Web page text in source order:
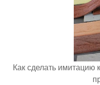
Как сделать имитацию